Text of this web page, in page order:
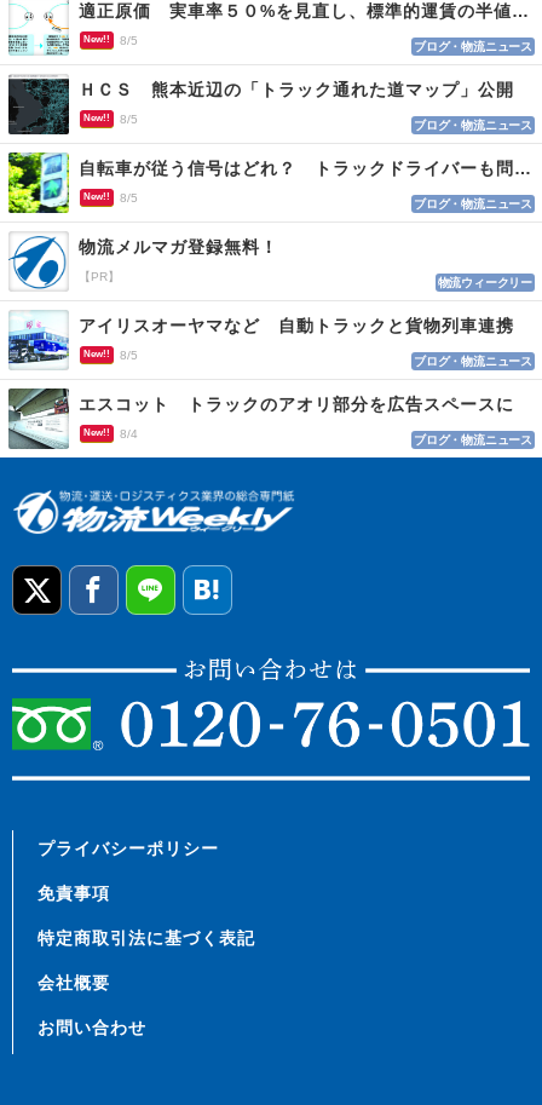
適正原価 実車率５０%を見直し、標準的運賃の半値の恐れも
New!! 8/5 ブログ・物流ニュース
ＨＣＳ 熊本近辺の「トラック通れた道マップ」公開
New!! 8/5 ブログ・物流ニュース
自転車が従う信号はどれ？ トラックドライバーも問われる認識
New!! 8/5 ブログ・物流ニュース
物流メルマガ登録無料！
【PR】 物流ウィークリー
アイリスオーヤマなど 自動トラックと貨物列車連携
New!! 8/5 ブログ・物流ニュース
エスコット トラックのアオリ部分を広告スペースに
New!! 8/4 ブログ・物流ニュース
プライバシーポリシー
免責事項
特定商取引法に基づく表記
会社概要
お問い合わせ